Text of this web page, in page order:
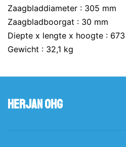
Zaagbladdiameter : 305 mm
Zaagbladboorgat : 30 mm
Diepte x lengte x hoogte :
Gewicht : 32,1 kg
Herjan OHG